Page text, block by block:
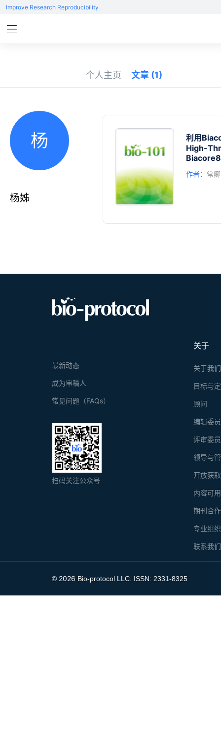
Improve Research Reproducibility
个人主页 文章 (1)
杨
杨姊
利用
High-
作者： 常卿
关于
关于我们
目标与
顾问
编辑委
评审委
领导与
开放获
内容可
期刊合
专业组
联系我们
最新动态
成为审稿人
常见问题（FAQs）
扫码关注公众号
© 2026 Bio-protocol LLC. ISSN: 2331-8325